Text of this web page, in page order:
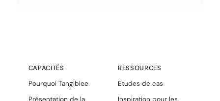
CAPACITÉS
Pourquoi Tangiblee
Présentation de la
RESSOURCES
Etudes de cas
Inspiration pour les